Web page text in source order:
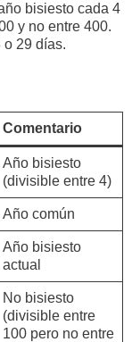
bisiesto cada 4
y no entre 400.
o 29 días.
Comentario
Año bisiesto
(divisible entre 4)
Año común
Año bisiesto
actual
No bisiesto
(divisible entre
100 pero no entre